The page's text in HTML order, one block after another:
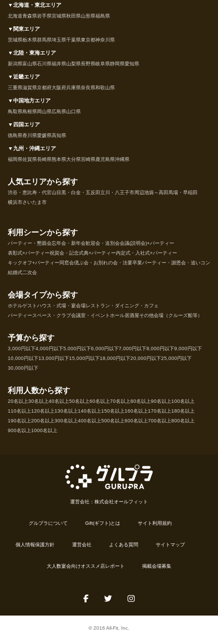
▼北海道・東北エリア
北海道青森県岩手県宮城県秋田県山形県福島県
▼関東エリア
茨城県栃木県群馬県埼玉県千葉県東京都神奈川県
▼北陸・東海エリア
新潟県富山県石川県福井県山梨県長野県岐阜県静岡県愛知県
▼近畿エリア
三重県滋賀県京都府大阪府兵庫県奈良県和歌山県
▼中国地方エリア
鳥取県島根県岡山県広島県山口県
▼四国エリア
徳島県香川県愛媛県高知県
▼九州・沖縄エリア
福岡県佐賀県長崎県熊本県大分県宮崎県鹿児島県沖縄県
人気エリアから探す
渋谷・恵比寿・代官山 目黒・白金・五反田立川・八王子市周辺池袋～高田馬場・早稲田
横浜市さいたま市
利用シーンから探す
パーティー・懇親会忘年会・新年会歓迎会・送別会会議(説明会)+パーティー
表彰式+パーティー祝賀会・記念式典+パーティー内定式・入社式+パーティー
キックオフ+パーティー 同窓会偲ぶ会・お別れの会・法要卒業パーティー・謝恩会・追いコン
結婚式二次会
会場タイプから探す
ホテルゲストハウス・式場・宴会場レストラン・ダイニング・カフェ
パーティースペース・クラブ会議室・イベントホール居酒屋その他会場（クルーズ船等）
予算から探す
3,000円以下4,000円以下5,000円以下6,000円以下7,000円以下8,000円以下9,000円以下
10,000円以下13,000円以下15,000円以下18,000円以下20,000円以下25,000円以下
30,000円以下
利用人数から探す
20名以上30名以上40名以上50名以上60名以上70名以上80名以上90名以上100名以上
110名以上120名以上130名以上140名以上150名以上160名以上170名以上180名以上
190名以上200名以上300名以上400名以上500名以上600名以上700名以上800名以上
900名以上1000名以上
運営会社：株式会社オールフィット
グルプラについて Gift(ギフト)とは サイト利用規約
個人情報保護方針 運営会社 よくある質問 サイトマップ
大人数宴会向けオススメ店レポート 掲載会場募集
© 2016 All-Fit, Inc.